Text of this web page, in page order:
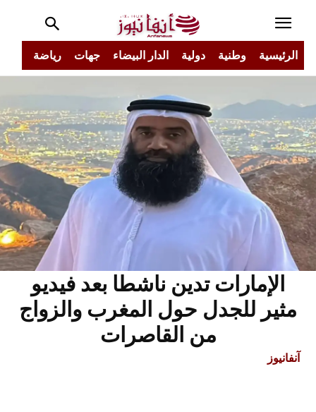
الرئيسية وطنية دولية الدار البيضاء جهات رياضة
الإمارات تدين ناشطا بعد فيديو
مثير للجدل حول المغرب والزواج
من القاصرات
آنفانيوز